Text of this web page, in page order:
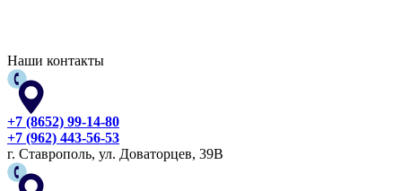
Наши контакты
+7 (8652) 99-14-80
+7 (962) 443-56-53
г. Ставрополь, ул. Доваторцев, 39В